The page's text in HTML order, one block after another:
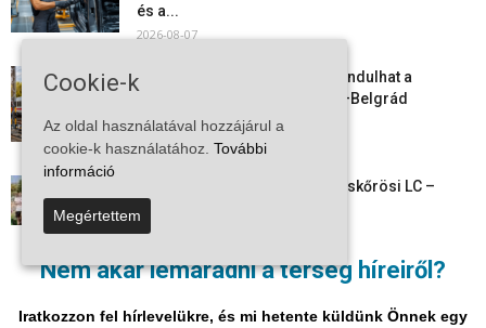
Nem akar lemaradni a térség híreiről?
Iratkozzon fel hírlevelükre, és mi hetente küldünk Önnek egy
és a...
2026-08-07
Vitézy Dávid: már ősszel újraindulhat a
személyszállítás a Budapest–Belgrád
vasútvonalon
2026-08-06
Megkezdte a felkészülést a Kiskőrösi LC –
2026-08-06
szabadulni a kontinens a...
Cookie-k
Az oldal használatával hozzájárul a
cookie-k használatához. További
információ
Megértettem